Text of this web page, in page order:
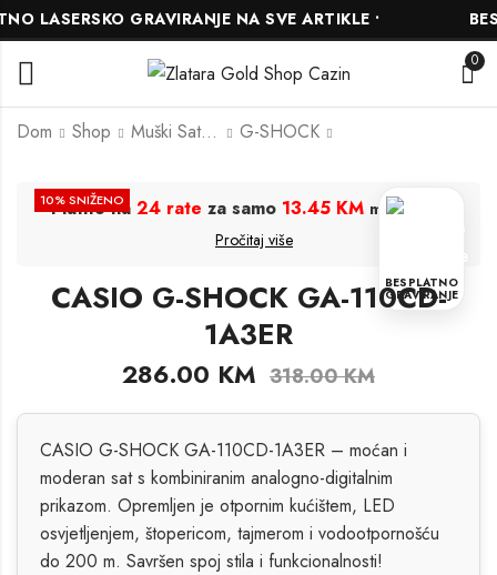
GRAVIRANJE NA SVE ARTIKLE •
0
Dom Shop Muški Satovi G-SHOCK
CASIO G-SHOCK
GD-100-1BDR
CASIO G-SHOCK
GA-700-1BDR
322.00 KM
10% SNIŽENO
BESPLATNO
GRAVIRANJE
Platite na 24 rate za samo 13.45 KM mjesečno
Pročitaj više
CASIO G-SHOCK GA-110CD-
1A3ER
286.00 KM 318.00KM
CASIO G-SHOCK GA-110CD-1A3ER – moćan i
moderan sat s kombiniranim analogno-digitalnim
prikazom. Opremljen je otpornim kućištem, LED
osvjetljenjem, štopericom, tajmerom i vodootpornošću
do 200 m. Savršen spoj stila i funkcionalnosti!